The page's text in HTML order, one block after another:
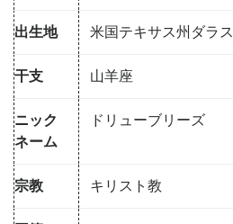
出生地 米国テキサス州ダラス
干支 山羊座
ニック
ネーム
ドリューブリーズ
宗教 キリスト教